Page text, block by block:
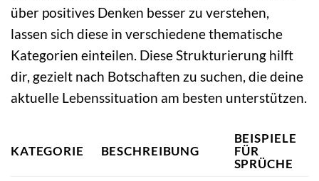
über positives Denken besser zu verstehen,
lassen sich diese in verschiedene thematische
Kategorien einteilen. Diese Strukturierung hilft
dir, gezielt nach Botschaften zu suchen, die deine
aktuelle Lebenssituation am besten unterstützen.
KATEGORIE BESCHREIBUNG
BEISPIELE
FÜR
SPRÜCHE